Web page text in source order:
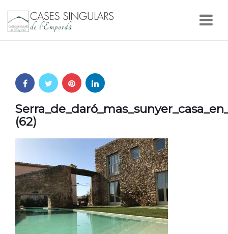
(62)